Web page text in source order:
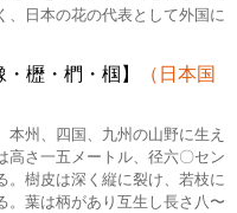
、日本の花の代表として外国に
櫪・椚・椢】
（日本国
本州、四国、九州の山野に生え
高さ一五メートル、径六〇セン
。樹皮は深く縦に裂け、若枝に
。葉は柄があり互生し長さ八〜